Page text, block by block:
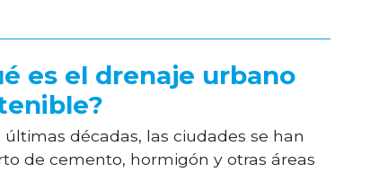
es el drenaje urbano
últimas décadas, las ciudades se han
de cemento, hormigón y otras áreas